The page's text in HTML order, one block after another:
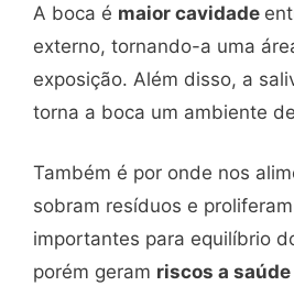
A boca é maior cavidade
externo, tornando-a uma
exposição. Além disso, a
torna a boca um ambiente
Também é por onde nos
sobram resíduos e
importantes para equilíbrio
porém geram riscos a